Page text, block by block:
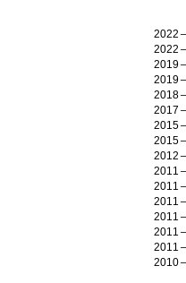
2022
2022
2019
2019
2018
2017
2015
2015
2012
2011
2011
2011
2011
2011
2011
2010